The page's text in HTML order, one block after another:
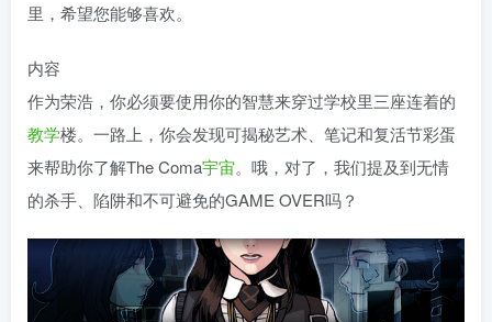
里，希望您能够喜欢。
内容
作为荣浩，你必须要使用你的智慧来穿过学校里三座连着的
教学楼。一路上，你会发现可揭秘艺术、笔记和复活节彩蛋
来帮助你了解The Coma宇宙。哦，对了，我们提及到无情
的杀手、陷阱和不可避免的GAME OVER吗？